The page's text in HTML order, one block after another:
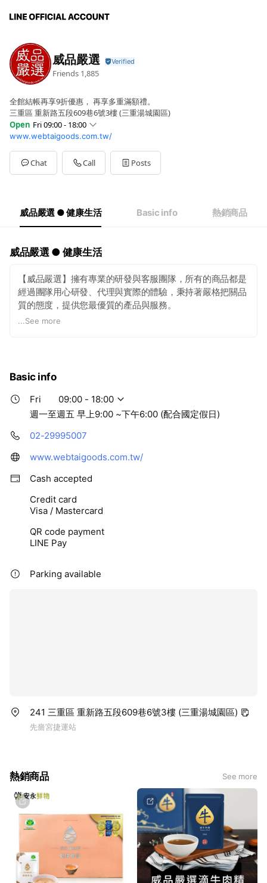
威品嚴選
Friends 1,885
全館結帳再享9折優惠， 再享多重滿額禮。
三重區 重新路五段609巷6號3樓 (三重湯城園區)
Open Fri 09:00 - 18:00
SunClosed
Mon09:00 - 18:00
Tue09:00 - 18:00
Wed09:00 - 18:00
Closed
週一至週五 早上9:00 ~下午6:00 (配合國定假日)
www.webtaigoods.com.tw/
Chat Call Posts
威品嚴選 ● 健康生活 Basic info 熱銷商品
威品嚴選 ● 健康生活
【威品嚴選】擁有專業的研發與客服團隊，所有的商品都是
經過團隊用心研發、代理與實際的體驗，秉持著嚴格把關品
質的態度，提供您最優質的產品與服務。
教。
【威品嚴選】服務時間會有專人為您服務喔。
星期一至星期五 09:00 ~ 18:00 (國定假日除外)
...See more
Basic info
Fri
09:00 - 18:00
週一至週五 早上9:00 ~下午6:00 (配合國定假日)
02-29995007
www.webtaigoods.com.tw/
Cash accepted
Credit card
Visa / Mastercard
QR code payment
LINE Pay
Parking available
241 三重區 重新路五段609巷6號3樓 (三重湯城園區)
先嗇宮捷運站
熱銷商品 See more